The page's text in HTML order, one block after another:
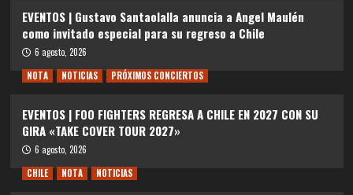
EVENTOS | Gustavo Santaolalla anuncia a Angel Maulén
como invitado especial para su regreso a Chile
6 agosto, 2026
NOTA
NOTICIAS PRÓXIMOS CONCIERTOS
EVENTOS | FOO FIGHTERS REGRESA A CHILE EN 2027 CON SU
GIRA «TAKE COVER TOUR 2027»
6 agosto, 2026
CHILE
NOTA NOTICIAS